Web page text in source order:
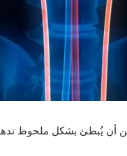
أن يُبطئ بشكل ملحوظ